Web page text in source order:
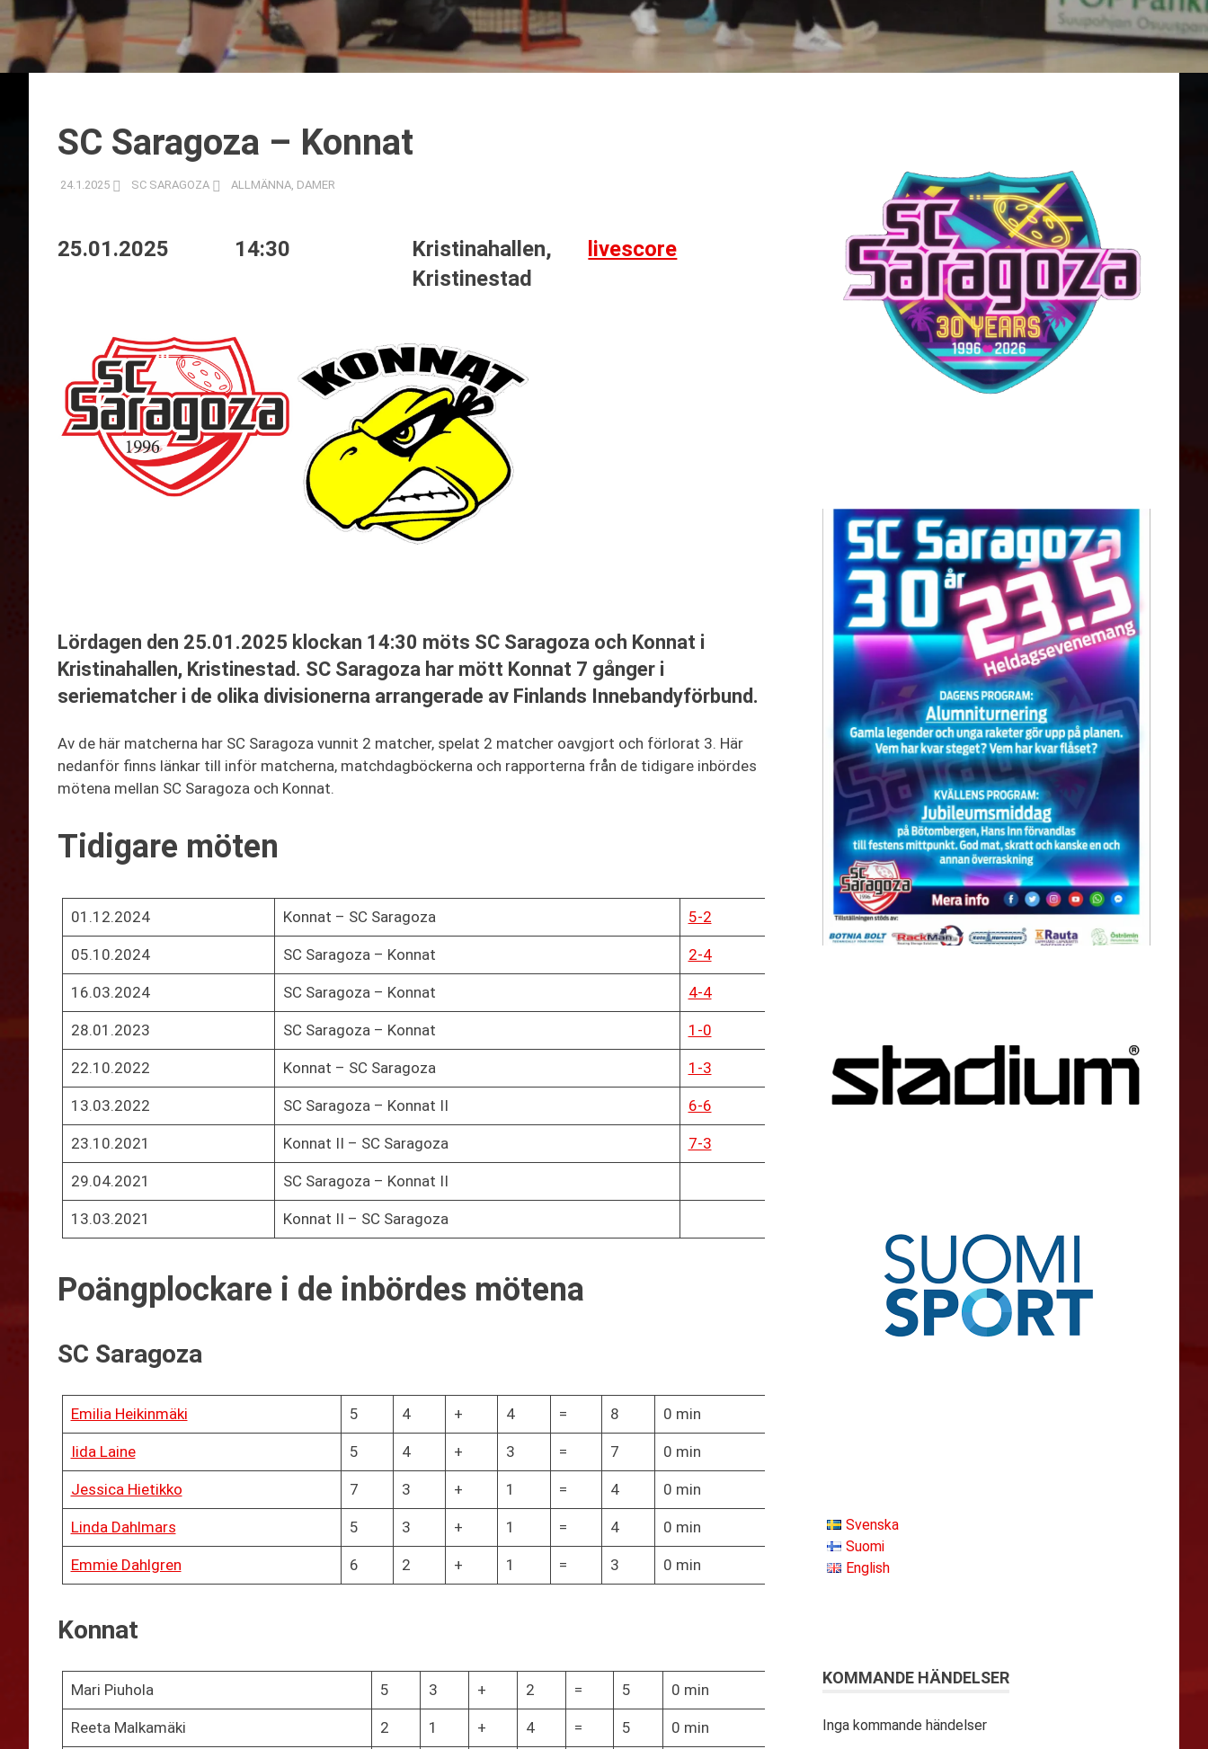
SC Saragoza – Konnat
24.1.2025 SC SARAGOZA ALLMÄNNA, DAMER
25.01.2025 14:30
Kristinahallen,
Kristinestad
livescore
Lördagen den 25.01.2025 klockan 14:30 möts SC Saragoza och Konnat i
Kristinahallen, Kristinestad. SC Saragoza har mött Konnat 7 gånger i
seriematcher i de olika divisionerna arrangerade av Finlands Innebandyförbund.
Av de här matcherna har SC Saragoza vunnit 2 matcher, spelat 2 matcher oavgjort och förlorat 3. Här
nedanför finns länkar till inför matcherna, matchdagböckerna och rapporterna från de tidigare inbördes
mötena mellan SC Saragoza och Konnat.
Tidigare möten
01.12.2024 Konnat – SC Saragoza 5-2
05.10.2024 SC Saragoza – Konnat 2-4
16.03.2024 SC Saragoza – Konnat 4-4
28.01.2023 SC Saragoza – Konnat 1-0
22.10.2022 Konnat – SC Saragoza 1-3
13.03.2022 SC Saragoza – Konnat II 6-6
23.10.2021 Konnat II – SC Saragoza 7-3
29.04.2021 SC Saragoza – Konnat II
13.03.2021 Konnat II – SC Saragoza
Poängplockare i de inbördes mötena
SC Saragoza
Emilia Heikinmäki 5 4 + 4 = 8 0 min
Iida Laine 5 4 + 3 = 7 0 min
Jessica Hietikko 7 3 + 1 = 4 0 min
Linda Dahlmars 5 3 + 1 = 4 0 min
Emmie Dahlgren 6 2 + 1 = 3 0 min
Konnat
Mari Piuhola 5 3 + 2 = 5 0 min
Reeta Malkamäki 2 1 + 4 = 5 0 min
Svenska
Suomi
English
KOMMANDE HÄNDELSER
Inga kommande händelser